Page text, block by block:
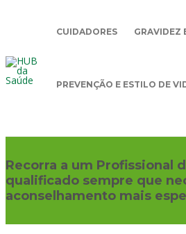
CUIDADORES GRAVIDEZ
PREVENÇÃO E ESTILO DE
Recorra a um Profissional
qualificado sempre que
aconselhamento mais